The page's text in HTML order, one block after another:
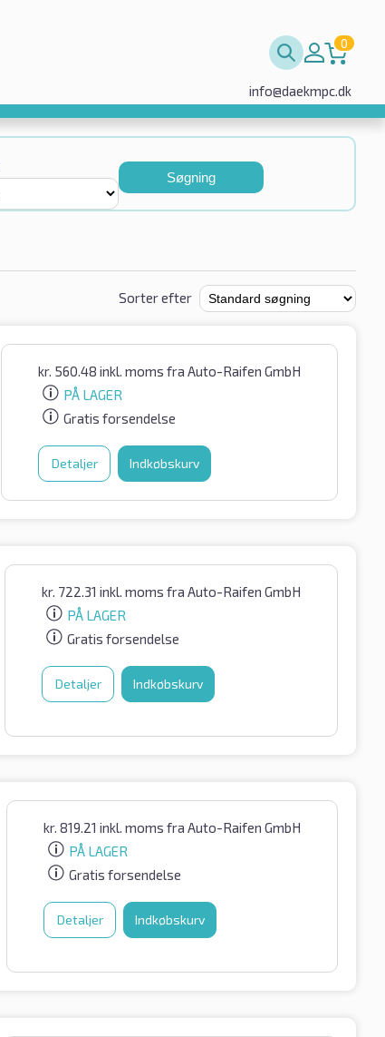
0
info@daekmpc.dk
Søgning
Sorter efter
kr. 560.48 inkl. moms fra Auto-Raifen GmbH
PÅ LAGER
Gratis forsendelse
Detaljer Indkøbskurv
kr. 722.31 inkl. moms fra Auto-Raifen GmbH
PÅ LAGER
Gratis forsendelse
Detaljer Indkøbskurv
kr. 819.21 inkl. moms fra Auto-Raifen GmbH
PÅ LAGER
Gratis forsendelse
Detaljer Indkøbskurv